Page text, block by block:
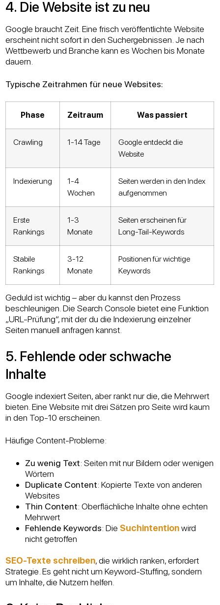
4. Die Website ist zu neu
Google braucht Zeit. Eine frisch veröffentlichte Website
erscheint nicht sofort in den Suchergebnissen. Je nach
Wettbewerb und Branche kann es Wochen bis Monate
dauern.
Typische Zeitrahmen für neue Websites:
Phase Zeitraum Was passiert
Crawling 1-14 Tage
Google entdeckt die
Website
Indexierung
1-4
Wochen
Seiten werden in den Index
aufgenommen
Erste
Rankings
1-3
Monate
Seiten erscheinen für
Long-Tail-Keywords
Stabile
Rankings
3-12
Monate
Positionen für wichtige
Keywords
Geduld ist wichtig – aber du kannst den Prozess
beschleunigen. Die Search Console bietet eine Funktion
„URL-Prüfung“, mit der du die Indexierung einzelner
Seiten manuell anfragen kannst.
5. Fehlende oder schwache
Inhalte
Google indexiert Seiten, aber rankt nur die, die Mehrwert
bieten. Eine Website mit drei Sätzen pro Seite wird kaum
in den Top-10 erscheinen.
Häufige Content-Probleme:
Zu wenig Text: Seiten mit nur Bildern oder wenigen
Wörtern
Duplicate Content: Kopierte Texte von anderen
Websites
Thin Content: Oberflächliche Inhalte ohne echten
Mehrwert
Fehlende Keywords: Die Suchintentionwird
nicht getroffen
SEO-Texte schreiben, die wirklich ranken, erfordert
Strategie. Es geht nicht um Keyword-Stuffing, sondern
um Inhalte, die Nutzern helfen.